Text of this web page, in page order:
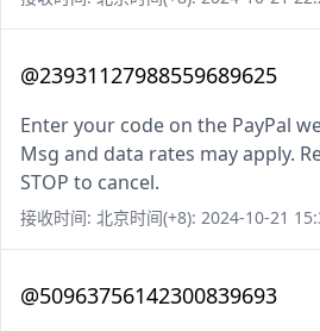
@23931127988559689625
Enter your code on the PayPal
Msg and data rates may apply.
STOP to cancel.
接收时间: 北京时间(+8): 2024-10-21
@50963756142300839693